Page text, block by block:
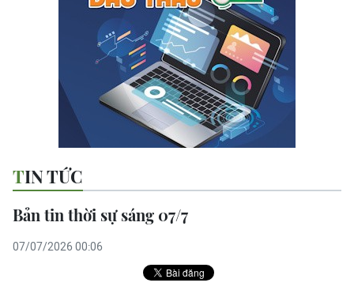
TIN TỨC
Bản tin thời sự sáng 07/7
07/07/2026 00:06